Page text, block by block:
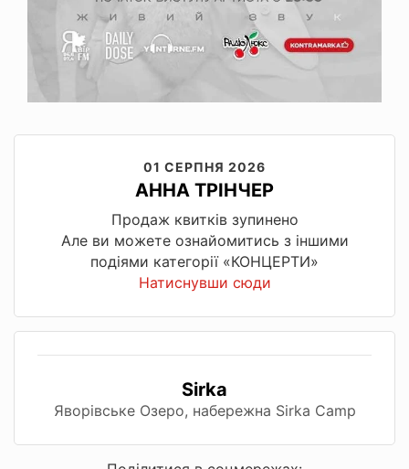
01 СЕРПНЯ 2026
АННА ТРІНЧЕР
Продаж квитків зупинено
Але ви можете ознайомитись з іншими
подіями категорії «КОНЦЕРТИ»
Натиснувши сюди
Sirka
Яворівське Озеро, набережна Sirka Camp